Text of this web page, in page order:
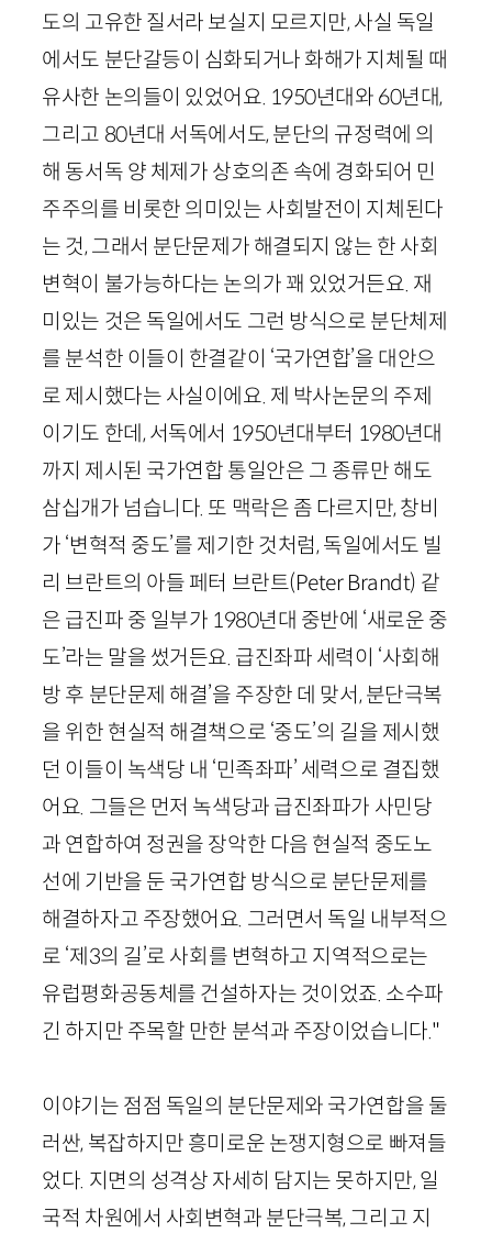
도의 고유한 질서라 보실지 모르지만, 사실 독일
에서도 분단갈등이 심화되거나 화해가 지체될 때
유사한 논의들이 있었어요. 1950년대와 60년대,
그리고 80년대 서독에서도, 분단의 규정력에 의
해 동서독 양 체제가 상호의존 속에 경화되어 민
주주의를 비롯한 의미있는 사회발전이 지체된다
는 것, 그래서 분단문제가 해결되지 않는 한 사회
변혁이 불가능하다는 논의가 꽤 있었거든요. 재
미있는 것은 독일에서도 그런 방식으로 분단체제
를 분석한 이들이 한결같이 ‘국가연합’을 대안으
로 제시했다는 사실이에요. 제 박사논문의 주제
이기도 한데, 서독에서 1950년대부터 1980년대
까지 제시된 국가연합 통일안은 그 종류만 해도
삼십개가 넘습니다. 또 맥락은 좀 다르지만, 창비
가 ‘변혁적 중도’를 제기한 것처럼, 독일에서도 빌
리 브란트의 아들 페터 브란트(Peter Brandt) 같
은 급진파 중 일부가 1980년대 중반에 ‘새로운 중
도’라는 말을 썼거든요. 급진좌파 세력이 ‘사회해
방 후 분단문제 해결’을 주장한 데 맞서, 분단극복
을 위한 현실적 해결책으로 ‘중도’의 길을 제시했
던 이들이 녹색당 내 ‘민족좌파’ 세력으로 결집했
어요. 그들은 먼저 녹색당과 급진좌파가 사민당
과 연합하여 정권을 장악한 다음 현실적 중도노
선에 기반을 둔 국가연합 방식으로 분단문제를
해결하자고 주장했어요. 그러면서 독일 내부적으
로 ‘제3의 길’로 사회를 변혁하고 지역적으로는
유럽평화공동체를 건설하자는 것이었죠. 소수파
긴 하지만 주목할 만한 분석과 주장이었습니다."
이야기는 점점 독일의 분단문제와 국가연합을 둘
러싼, 복잡하지만 흥미로운 논쟁지형으로 빠져들
었다. 지면의 성격상 자세히 담지는 못하지만, 일
국적 차원에서 사회변혁과 분단극복, 그리고 지